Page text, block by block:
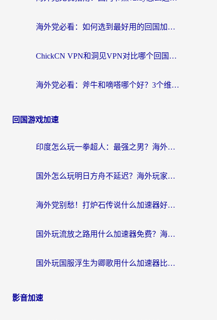
海外党必看：如何选到最好用的回国加速器？从节点到售后的全维度指南
ChickCN VPN和洞见VPN对比哪个回国效果更好？海外党亲测3款加速器+避坑指南
海外党必看：斧牛和嘀嗒哪个好？3个维度教你选对回国加速器
回国游戏加速
印度怎么玩一拳超人：最强之男？海外党国服游戏加速避坑指南
国外怎么玩明日方舟不延迟？海外玩家国服游戏加速终极指南（附DNF梦幻诛仙解决方案）
海外党别愁！打炉石传说什么加速器好用？3个实用技巧解决国服游戏卡顿
国外玩流放之路用什么加速器免费？海外党亲测有效的国服游戏加速指南
国外玩国服浮生为卿歌用什么加速器比较好？海外党亲测不踩坑指南
影音加速